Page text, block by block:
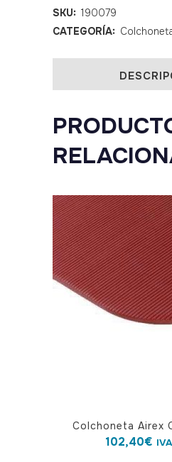
Azul
quantity
SKU: 190079
CATEGORÍA:
Colchoneta Airex
102,40€